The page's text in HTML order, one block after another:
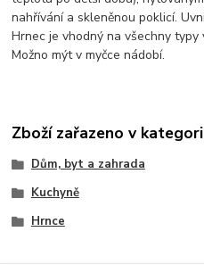
nahřívání a skleněnou poklicí.
Hrnec je vhodný na všechny
Možno mýt v myčce nádobí.
Zboží zařazeno v
Dům, byt a zahrada
Kuchyně
Hrnce